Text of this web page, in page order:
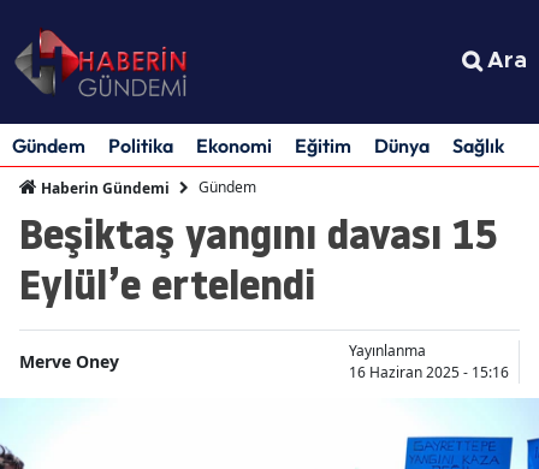
Ara
Gündem Politika Ekonomi Eğitim Dünya Sağlık
Haberin Gündemi Gündem
Beşiktaş yangını davası 15
Eylül’e ertelendi
Merve Oney
Yayınlanma
16 Haziran 2025 - 15:16